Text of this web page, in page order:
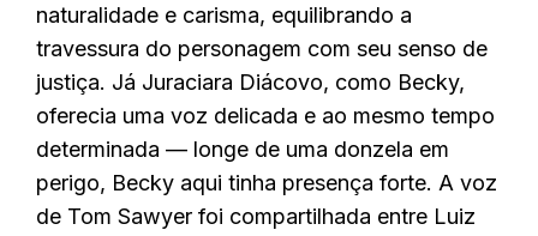
naturalidade e carisma, equilibrando a
travessura do personagem com seu senso de
justiça. Já Juraciara Diácovo, como Becky,
oferecia uma voz delicada e ao mesmo tempo
determinada — longe de uma donzela em
perigo, Becky aqui tinha presença forte. A voz
de Tom Sawyer foi compartilhada entre Luiz